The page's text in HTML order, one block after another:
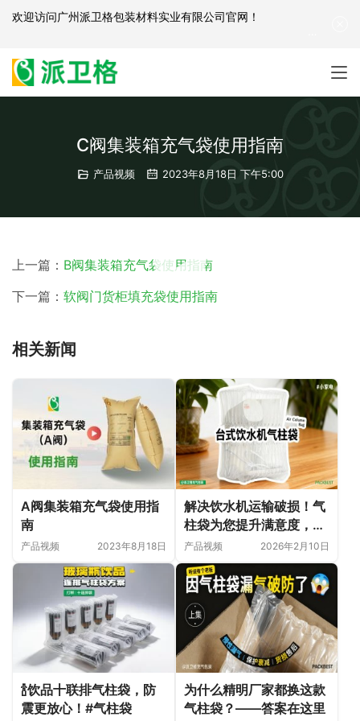
C阀集装箱充气袋使用指南
产品视频 2023年8月18日 下午5:00
上一篇： B阀集装箱充气袋使用指南
下一篇： 软阀门货柜填充袋使用指南
相关新闻
A阀集装箱充气袋使用指
南
产品视频 2023年8月18日
解决饮水机运输破损！气
柱袋为您提升满意度，降
低售后成本
产品视频 2026年2月10日
🍾饮品十联排气柱袋，防
震更放心！#气柱袋
为什么精明厂家都换这款
气柱袋？——答案在这里
欢迎访问广州派卫格包装材料实业有限公司官网 ！